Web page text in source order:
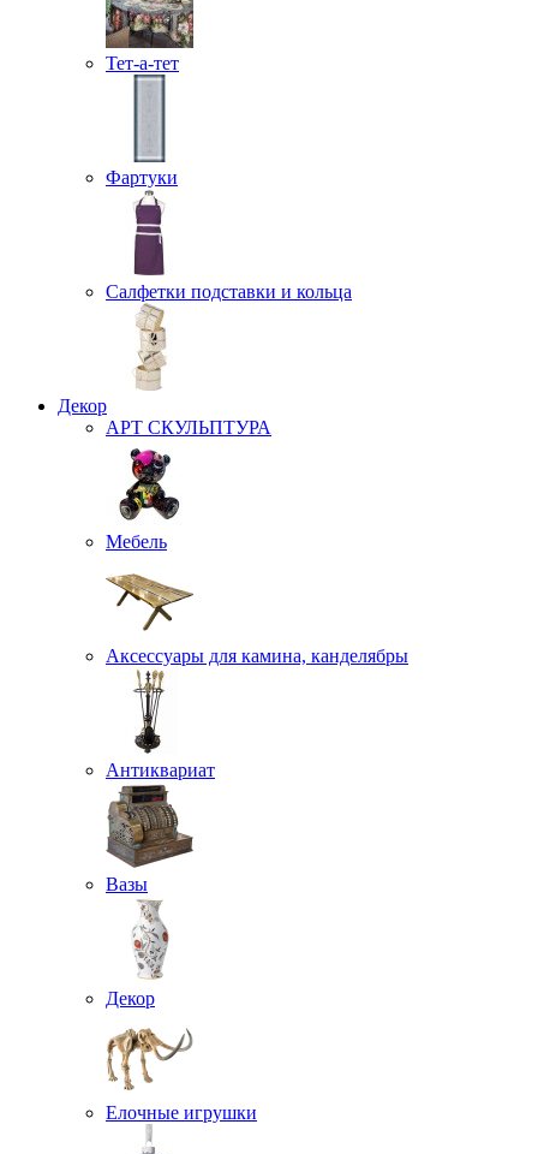
Тет-а-тет
Фартуки
Салфетки подставки и кольца
Декор
АРТ СКУЛЬПТУРА
Мебель
Аксессуары для камина, канделябры
Антиквариат
Вазы
Декор
Елочные игрушки